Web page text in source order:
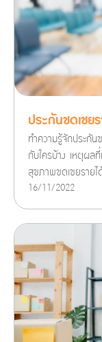
ประกันชดเชย
ทำความรู้จักประกัน
กับใครบ้าง เหตุผล
สุขภาพชดเชยรายไ
16/11/2022